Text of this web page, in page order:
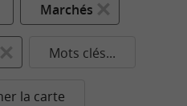
Marchés
Mots clés...
la carte